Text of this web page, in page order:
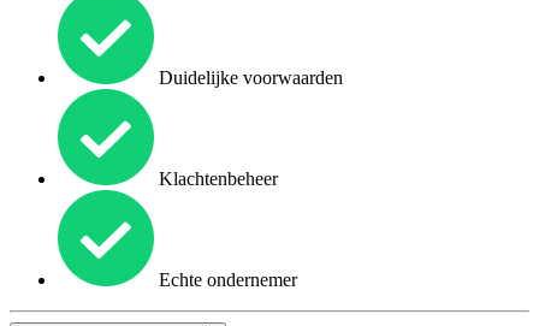
Duidelijke voorwaarden
Klachtenbeheer
Echte ondernemer